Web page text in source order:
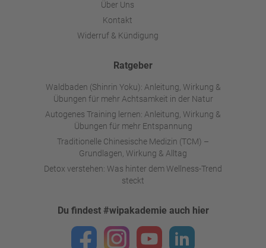
Über Uns
Kontakt
Widerruf & Kündigung
Ratgeber
Waldbaden (Shinrin Yoku): Anleitung, Wirkung &
Übungen für mehr Achtsamkeit in der Natur
Autogenes Training lernen: Anleitung, Wirkung &
Übungen für mehr Entspannung
Traditionelle Chinesische Medizin (TCM) –
Grundlagen, Wirkung & Alltag
Detox verstehen: Was hinter dem Wellness-Trend
steckt
Du findest #wipakademie auch hier